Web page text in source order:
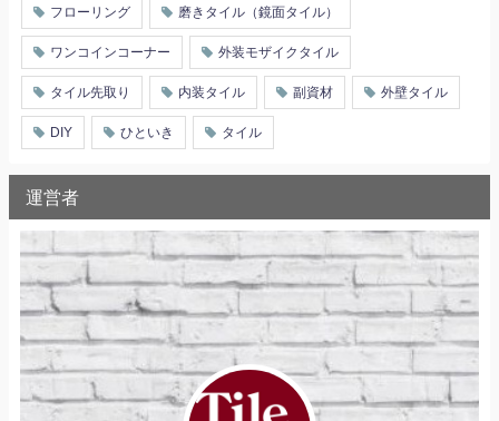
フローリング 磨きタイル（鏡面タイル）
ワンコインコーナー 外装モザイクタイル
タイル先取り 内装タイル 副資材 外壁タイル
DIY ひといき タイル
運営者